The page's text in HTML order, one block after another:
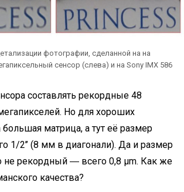
фотографии, сделанной на на
сенсор (слева) и на Sony IMX 586
составлять рекордные 48
Но для хороших
матрица, а тут её размер
1/2’’ (8 мм в диагонали). Да и размер
не рекордный ― всего 0,8 µm. Как же
качества?